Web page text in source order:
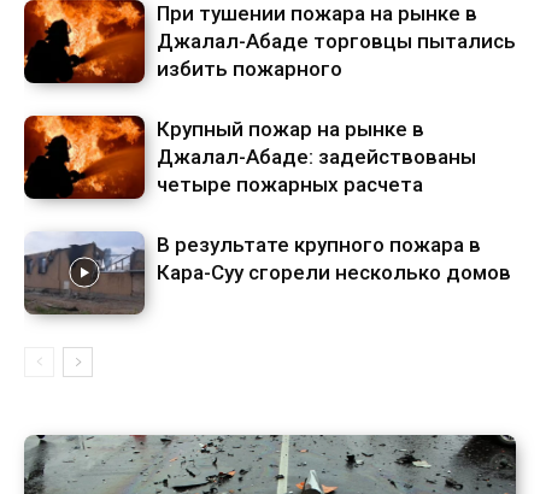
При тушении пожара на рынке в
Джалал-Абаде торговцы пытались
избить пожарного
Крупный пожар на рынке в
Джалал-Абаде: задействованы
четыре пожарных расчета
В результате крупного пожара в
Кара-Суу сгорели несколько домов